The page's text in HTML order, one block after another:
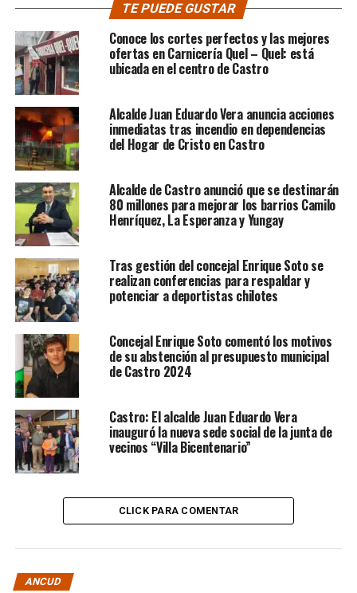
TE PUEDE GUSTAR
Conoce los cortes perfectos y las mejores
ofertas en Carnicería Quel – Quel: está
ubicada en el centro de Castro
Alcalde Juan Eduardo Vera anuncia acciones
inmediatas tras incendio en dependencias
del Hogar de Cristo en Castro
Alcalde de Castro anunció que se destinarán
80 millones para mejorar los barrios Camilo
Henríquez, La Esperanza y Yungay
Tras gestión del concejal Enrique Soto se
realizan conferencias para respaldar y
potenciar a deportistas chilotes
Concejal Enrique Soto comentó los motivos
de su abstención al presupuesto municipal
de Castro 2024
Castro: El alcalde Juan Eduardo Vera
inauguró la nueva sede social de la junta de
vecinos “Villa Bicentenario”
CLICK PARA COMENTAR
ANCUD